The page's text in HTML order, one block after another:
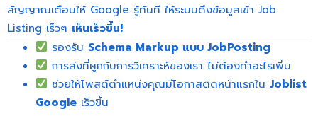
สัญญาณเตือนให้ Google รู้ทันที ให้ระบบดึงข้อมูลเข้า Job
Listing เร็วๆ เห็นเร็วขึ้น!
รองรับ Schema Markup แบบ JobPosting
การส่งที่ผูกกับการวิเคราะห์ของเรา ไม่ต้องทำอะไรเพิ่ม
ช่วยให้โพสต์ตำแหน่งคุณมีโอกาสติดหน้าแรกในJoblist
Google เร็วขึ้น